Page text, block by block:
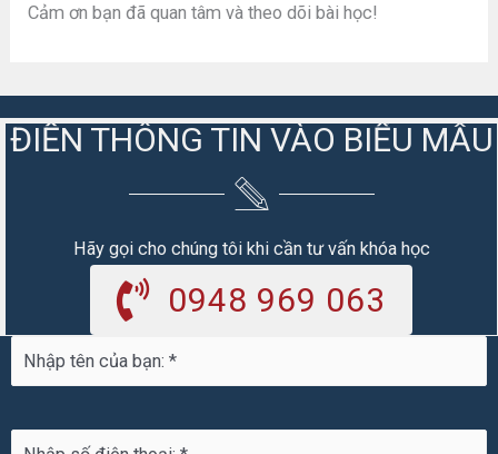
Cảm ơn bạn đã quan tâm và theo dõi bài học!
ĐIỀN THÔNG TIN VÀO BIỂU MẪU
Hãy gọi cho chúng tôi khi cần tư vấn khóa học
0948 969 063